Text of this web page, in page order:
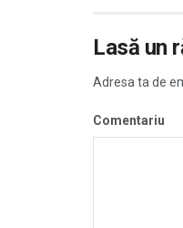
Lasă un
Adresa ta de
Comentariu